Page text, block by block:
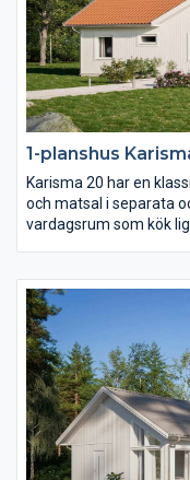
1-planshus
Karisma 20 har en
och matsal i separata
vardagsrum som kök
fån carport eller